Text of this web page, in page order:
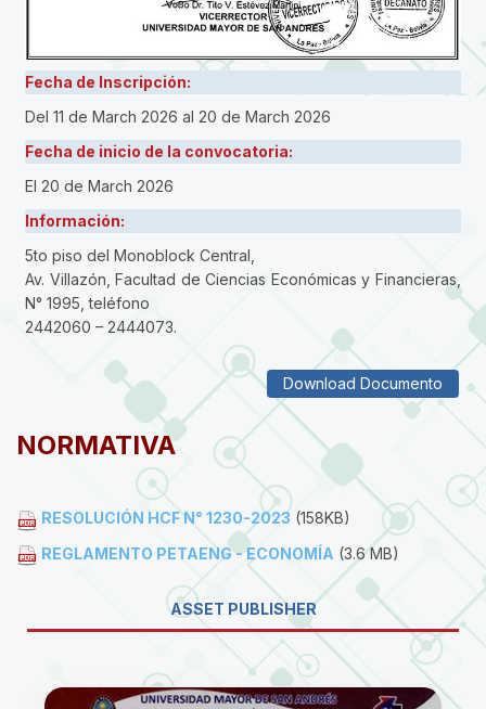
Fecha de Inscripción:
Del 11 de March 2026al 20 de March 2026
Fecha de inicio de la convocatoria:
El 20 de March 2026
Información:
5to piso del Monoblock Central,
Av. Villazón, Facultad de Ciencias Económicas y Financieras,
N° 1995, teléfono
2442060 – 2444073.
Download Documento
NORMATIVA
RESOLUCIÓN HCF N° 1230-2023 (158KB)
REGLAMENTO PETAENG - ECONOMÍA (3.6 MB)
ASSET PUBLISHER